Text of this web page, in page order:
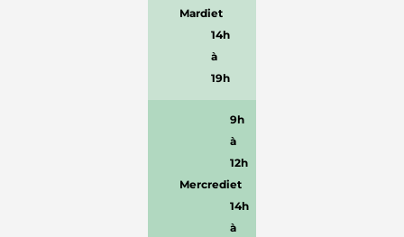
Mardiet
14h
à
19h
Mercredi
9h
à
12h
et
14h
à